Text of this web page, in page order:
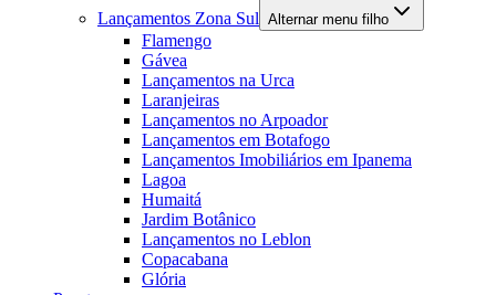
Lançamentos Zona Sul Alternar menu filho
Flamengo
Gávea
Lançamentos na Urca
Laranjeiras
Lançamentos no Arpoador
Lançamentos em Botafogo
Lançamentos Imobiliários em Ipanema
Lagoa
Humaitá
Jardim Botânico
Lançamentos no Leblon
Copacabana
Glória